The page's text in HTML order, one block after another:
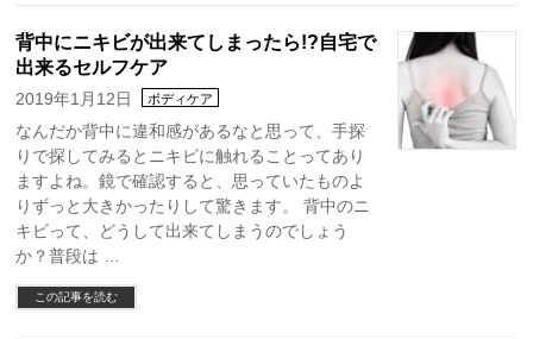
背中にニキビが出来てしまったら!?自宅で
出来るセルフケア
2019年1月12日 ボディケア
なんだか背中に違和感があるなと思って、手探
りで探してみるとニキビに触れることってあり
ますよね。鏡で確認すると、思っていたものよ
りずっと大きかったりして驚きます。 背中のニ
キビって、どうして出来てしまうのでしょう
か？普段は …
この記事を読む